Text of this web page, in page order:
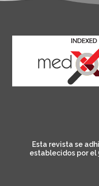
Esta revista se
establecidos por el